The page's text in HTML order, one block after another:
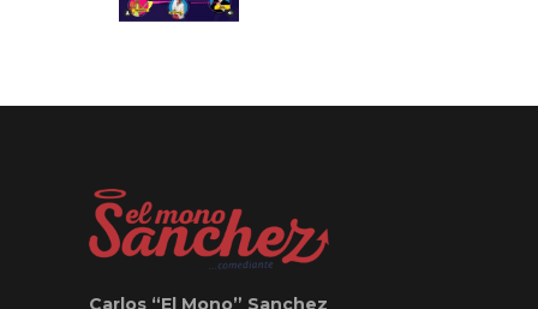
Carlos “El Mono” Sanchez